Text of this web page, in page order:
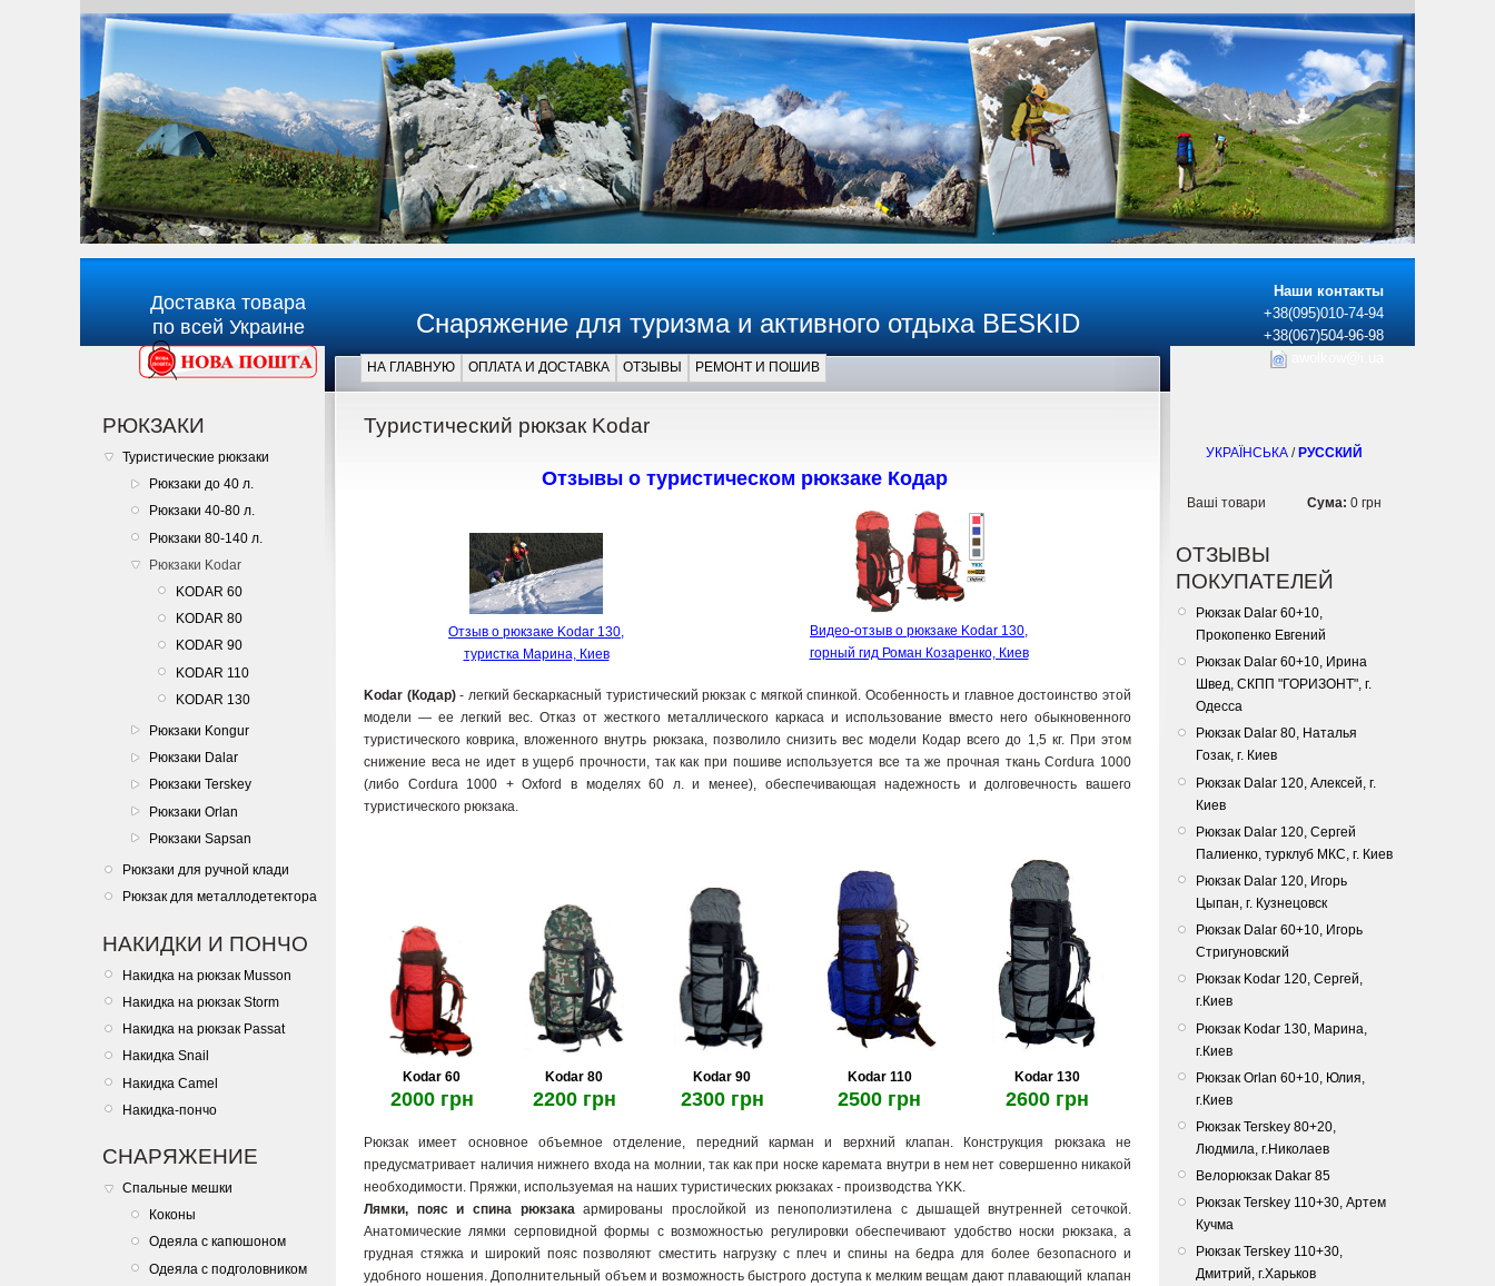
Доставка товара
по всей Украине
Снаряжение для туризма и активного отдыха BESKID
НА ГЛАВНУЮ ОПЛАТА И ДОСТАВКА ОТЗЫВЫ РЕМОНТ И ПОШИВ
Наши контакты
+38(095)010-74-94
+38(067)504-96-98
РЮКЗАКИ
Туристические рюкзаки
Рюкзаки до 40 л.
Рюкзаки 40-80 л.
Рюкзаки 80-140 л.
Рюкзаки Kodar
KODAR 60
KODAR 80
KODAR 90
KODAR 110
KODAR 130
Рюкзаки Kongur
Рюкзаки Dalar
Рюкзаки Terskey
Рюкзаки Orlan
Рюкзаки Sapsan
Рюкзаки для ручной клади
Рюкзак для металлодетектора
НАКИДКИ И ПОНЧО
Накидка на рюкзак Musson
Накидка на рюкзак Storm
Накидка на рюкзак Passat
Накидка Snail
Накидка Camel
Накидка-пончо
СНАРЯЖЕНИЕ
Спальные мешки
Коконы
Одеяла с капюшоном
Одеяла с подголовником
Главная
Туристический рюкзак Kodar
Отзывы о туристическом рюкзаке Кодар
Отзыв о рюкзаке Kodar 130,
туристка Марина, Киев
Видео-отзыв о рюкзаке Kodar 130,
горный гид Роман Козаренко, Киев
Kodar (Кодар)- легкий бескаркасный туристический рюкзак с мягкой спинкой. Особенность и главное достоинство этой
модели — ее легкий вес. Отказ от жесткого металлического каркаса и использование вместо него обыкновенного
туристического коврика, вложенного внутрь рюкзака, позволило снизить вес модели Кодар всего до 1,5 кг. При этом
снижение веса не идет в ущерб прочности, так как при пошиве используется все та же прочная ткань Cordura 1000
(либо Cordura 1000 + Oxford в моделях 60 л. и менее), обеспечивающая надежность и долговечность вашего
туристического рюкзака.
Kodar 60
2000 грн
Kodar 80
2200 грн
Kodar 90
2300 грн
Kodar 110
2500 грн
Kodar 130
2600 грн
Рюкзак имеет основное объемное отделение, передний карман и верхний клапан. Конструкция рюкзака не
предусматривает наличия нижнего входа на молнии, так как при носке каремата внутри в нем нет совершенно никакой
необходимости. Пряжки, используемая на наших туристических рюкзаках - производства YKK.
Лямки, пояс и спина рюкзакаармированы прослойкой из пенополиэтилена с дышащей внутренней сеточкой.
Анатомические лямки серповидной формы с возможностью регулировки обеспечивают удобство носки рюкзака, а
грудная стяжка и широкий пояс позволяют сместить нагрузку с плеч и спины на бедра для более безопасного и
удобного ношения. Дополнительный объем и возможность быстрого доступа к мелким вещам дают плавающий клапан
УКРАЇНСЬКА / РУССКИЙ
Ваші товари Сума: 0 грн
ОТЗЫВЫ
ПОКУПАТЕЛЕЙ
Рюкзак Dalar 60+10,
Прокопенко Евгений
Рюкзак Dalar 60+10, Ирина
Швед, СКПП "ГОРИЗОНТ", г.
Одесса
Рюкзак Dalar 80, Наталья
Гозак, г. Киев
Рюкзак Dalar 120, Алексей, г.
Киев
Рюкзак Dalar 120, Сергей
Палиенко, турклуб МКС, г. Киев
Рюкзак Dalar 120, Игорь
Цыпан, г. Кузнецовск
Рюкзак Dalar 60+10, Игорь
Стригуновский
Рюкзак Kodar 120, Сергей,
г.Киев
Рюкзак Kodar 130, Марина,
г.Киев
Рюкзак Orlan 60+10, Юлия,
г.Киев
Рюкзак Terskey 80+20,
Людмила, г.Николаев
Велорюкзак Dakar 85
Рюкзак Terskey 110+30, Артем
Кучма
Рюкзак Terskey 110+30,
Дмитрий, г.Харьков